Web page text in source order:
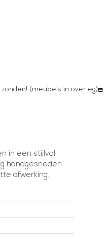
(meubels in overleg)
in een stijlvol
handgesneden
afwerking.